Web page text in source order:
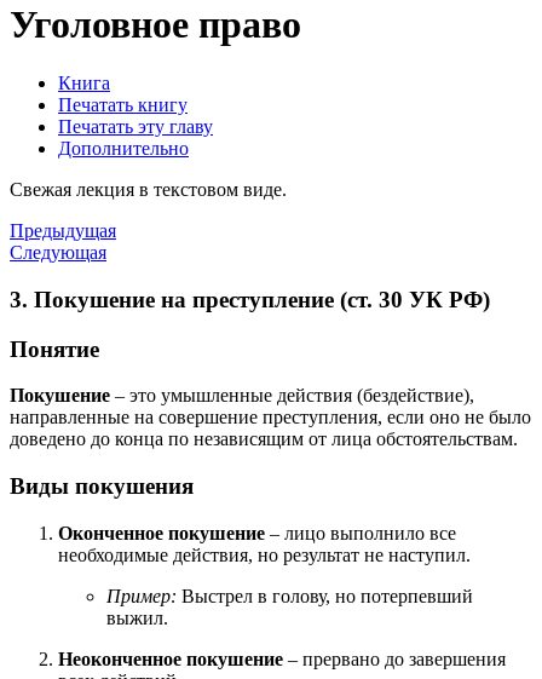
Уголовное право
Книга
Печатать книгу
Печатать эту главу
Дополнительно
Свежая лекция в текстовом виде.
Предыдущая
Следующая
3. Покушение на преступление (ст. 30 УК РФ)
Понятие
Покушение – это умышленные действия (бездействие),
направленные на совершение преступления, если оно не было
доведено до конца по независящим от лица обстоятельствам.
Виды покушения
Оконченное покушение – лицо выполнило все
необходимые действия, но результат не наступил.
Пример: Выстрел в голову, но потерпевший
выжил.
Неоконченное покушение – прервано до завершения